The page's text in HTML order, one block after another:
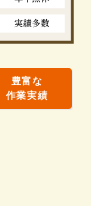
豊富な
作業実績